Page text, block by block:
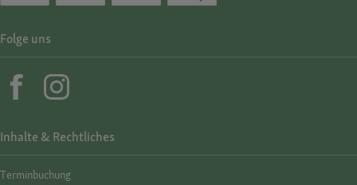
Inhalte & Rechtliches
Termin­buchung
Folge uns